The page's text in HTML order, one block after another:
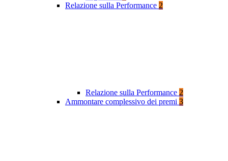
Relazione sulla Performance 2
Relazione sulla Performance 2
Ammontare complessivo dei premi 3